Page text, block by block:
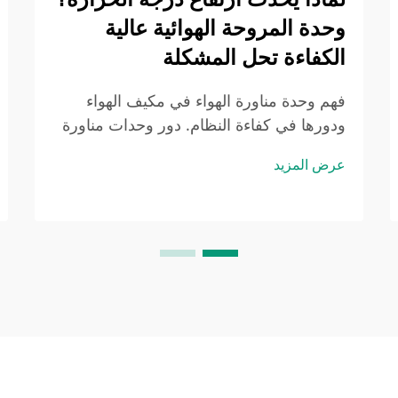
وحدة المروحة الهوائية عالية
الكفاءة تحل المشكلة
فهم وحدة مناورة الهواء في مكيف الهواء
ودورها في كفاءة النظام. دور وحدات مناورة
إن وحدة مناورة الهواء في مكيف الهواء هي
تقوم بدفع الهواء...
عرض المزيد